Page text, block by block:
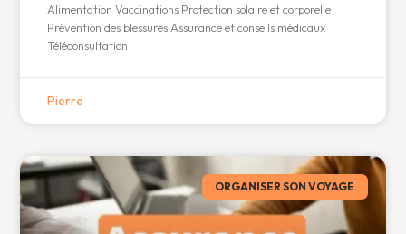
Alimentation Vaccinations Protection solaire et corporelle
Prévention des blessures Assurance et conseils médicaux
Téléconsultation
Pierre
ORGANISER SON VOYAGE